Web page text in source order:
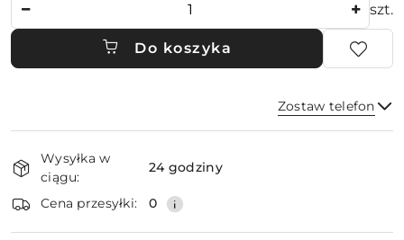
szt.
Do koszyka
Zostaw telefon
Dostępność
i
dostawa
Wysyłka w
ciągu:
24 godziny
Cena przesyłki: 0